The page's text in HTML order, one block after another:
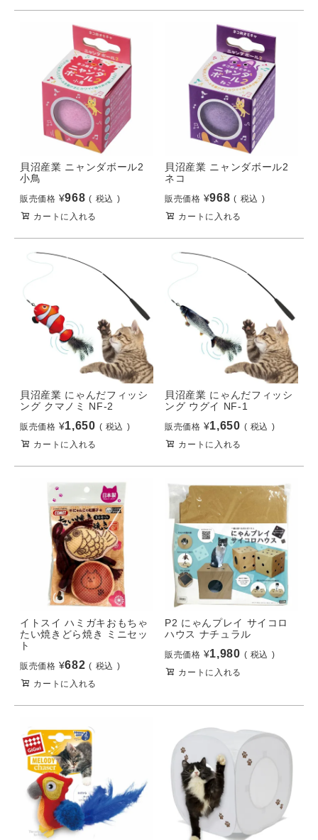
貝沼産業 ニャンダボール2
小鳥
販売価格 ¥968
税込
カートに入れる
貝沼産業 ニャンダボール2
ネコ
販売価格 ¥968
税込
カートに入れる
貝沼産業 にゃんだフィッシ
ング クマノミ NF-2
販売価格 ¥1,650
税込
カートに入れる
貝沼産業 にゃんだフィッシ
ング ウグイ NF-1
販売価格 ¥1,650
税込
カートに入れる
イトスイ ハミガキおもちゃ
たい焼きどら焼き ミニセッ
ト
販売価格 ¥682
税込
カートに入れる
P2 にゃんプレイ サイコロ
ハウス ナチュラル
販売価格 ¥1,980
税込
カートに入れる